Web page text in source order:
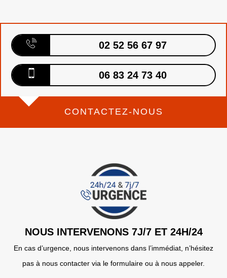
02 52 56 67 97
06 83 24 73 40
CONTACTEZ-NOUS
NOUS INTERVENONS 7J/7 ET 24H/24
En cas d’urgence, nous intervenons dans l’immédiat, n’hésitez
pas à nous contacter via le formulaire ou à nous appeler.